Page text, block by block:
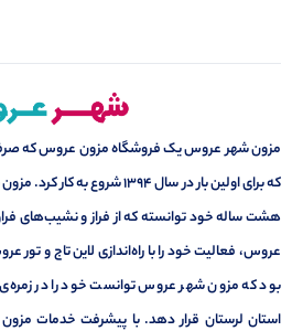
مزون شهر عروس یک فروشگاه مزون عروس که
که برای اولین بار در سال 1394
عروس، فعالیت خود را با راه‌اندازی لاین تاج و تور
بود که مزون شهر عروس توانست خود را در
استان لرستان قرار دهد. با پیشرفت خدمات